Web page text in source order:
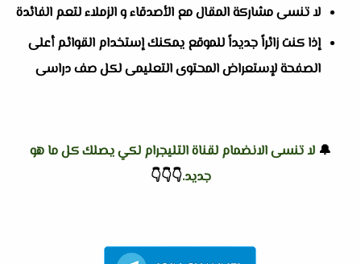
لا تنسى مشاركة المقال مع الأصدقاء و الزملاء لتعم الفائدة
إذا كنت زائراً جديداً للموقع يمكنك إستخدام القوائم أعلى
الصفحة لإستعراض المحتوى التعليمى لكل صف دراسى
🔔 لا تنسى الانضمام لقناة التليجرام لكي يصلك كل ما هو
جديد.👇
👇
👇